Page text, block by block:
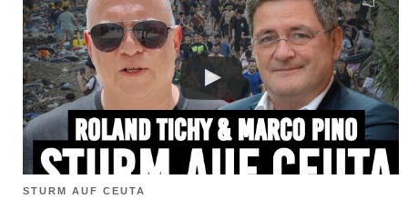
STURM AUF CEUTA